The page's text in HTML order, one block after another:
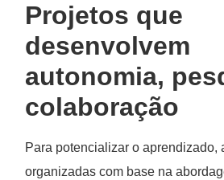
Projetos que
desenvolvem
autonomia,
colaboração
Para potencializar o aprendizado,
organizadas com base na